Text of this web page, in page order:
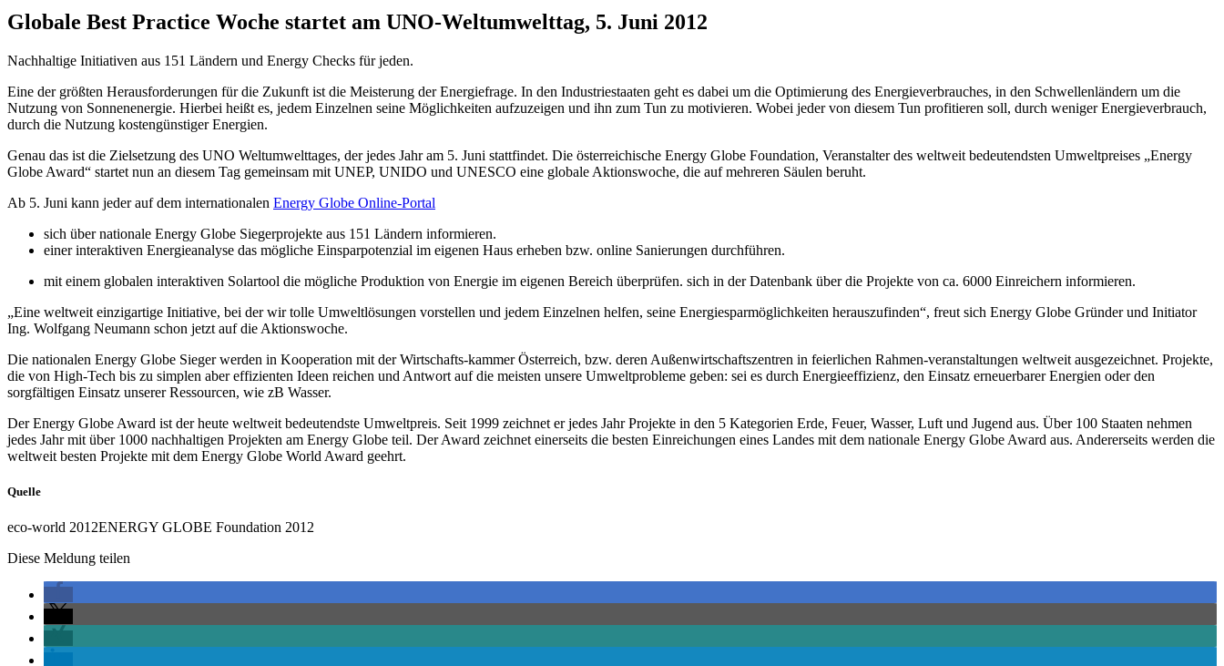
Globale Best Practice Woche startet am UNO-Weltumwelttag, 5. Juni 2012
Nachhaltige Initiativen aus 151 Ländern und Energy Checks für jeden.
Eine der größten Herausforderungen für die Zukunft ist die Meisterung der Energiefrage. In den Industriestaaten geht es dabei um die Optimierung des Energieverbrauches, in den Schwellenländern um die
Nutzung von Sonnenenergie. Hierbei heißt es, jedem Einzelnen seine Möglichkeiten aufzuzeigen und ihn zum Tun zu motivieren. Wobei jeder von diesem Tun profitieren soll, durch weniger Energieverbrauch,
durch die Nutzung kostengünstiger Energien.
Genau das ist die Zielsetzung des UNO Weltumwelttages, der jedes Jahr am 5. Juni stattfindet. Die österreichische Energy Globe Foundation, Veranstalter des weltweit bedeutendsten Umweltpreises „Energy
Globe Award“ startet nun an diesem Tag gemeinsam mit UNEP, UNIDO und UNESCO eine globale Aktionswoche, die auf mehreren Säulen beruht.
Ab 5. Juni kann jeder auf dem internationalen Energy Globe Online-Portal
sich über nationale Energy Globe Siegerprojekte aus 151 Ländern informieren.
einer interaktiven Energieanalyse das mögliche Einsparpotenzial im eigenen Haus erheben bzw. online Sanierungen durchführen.
mit einem globalen interaktiven Solartool die mögliche Produktion von Energie im eigenen Bereich überprüfen. sich in der Datenbank über die Projekte von ca. 6000 Einreichern informieren.
„Eine weltweit einzigartige Initiative, bei der wir tolle Umweltlösungen vorstellen und jedem Einzelnen helfen, seine Energiesparmöglichkeiten herauszufinden“, freut sich Energy Globe Gründer und Initiator
Ing. Wolfgang Neumann schon jetzt auf die Aktionswoche.
Die nationalen Energy Globe Sieger werden in Kooperation mit der Wirtschafts-kammer Österreich, bzw. deren Außenwirtschaftszentren in feierlichen Rahmen-veranstaltungen weltweit ausgezeichnet. Projekte,
die von High-Tech bis zu simplen aber effizienten Ideen reichen und Antwort auf die meisten unsere Umweltprobleme geben: sei es durch Energieeffizienz, den Einsatz erneuerbarer Energien oder den
sorgfältigen Einsatz unserer Ressourcen, wie zB Wasser.
Der Energy Globe Award ist der heute weltweit bedeutendste Umweltpreis. Seit 1999 zeichnet er jedes Jahr Projekte in den 5 Kategorien Erde, Feuer, Wasser, Luft und Jugend aus. Über 100 Staaten nehmen
jedes Jahr mit über 1000 nachhaltigen Projekten am Energy Globe teil. Der Award zeichnet einerseits die besten Einreichungen eines Landes mit dem nationale Energy Globe Award aus. Andererseits werden die
weltweit besten Projekte mit dem Energy Globe World Award geehrt.
Quelle
eco-world 2012ENERGY GLOBE Foundation 2012
Diese Meldung teilen